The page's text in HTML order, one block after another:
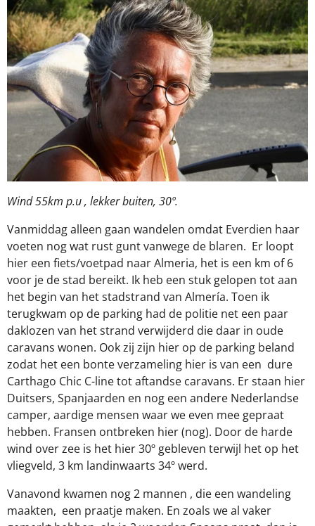
Wind 55km p.u , lekker buiten, 30º.
Vanmiddag alleen gaan wandelen omdat Everdien haar
voeten nog wat rust gunt vanwege de blaren. Er loopt
hier een fiets/voetpad naar Almeria, het is een km of 6
voor je de stad bereikt. Ik heb een stuk gelopen tot aan
het begin van het stadstrand van Almería. Toen ik
terugkwam op de parking had de politie net een paar
daklozen van het strand verwijderd die daar in oude
caravans wonen. Ook zij zijn hier op de parking beland
zodat het een bonte verzameling hier is van een dure
Carthago Chic C-line tot aftandse caravans. Er staan hier
Duitsers, Spanjaarden en nog een andere Nederlandse
camper, aardige mensen waar we even mee gepraat
hebben. Fransen ontbreken hier (nog). Door de harde
wind over zee is het hier 30º gebleven terwijl het op het
vliegveld, 3 km landinwaarts 34º werd.
Vanavond kwamen nog 2 mannen , die een wandeling
maakten, een praatje maken. En zoals we al vaker